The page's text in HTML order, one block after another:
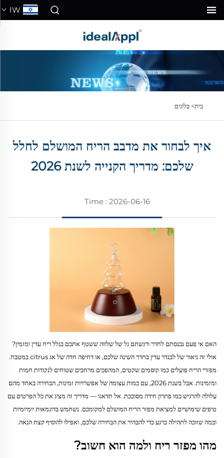
IW
בית> בְּלוֹגִים
איך לבחור את מדבב הריח המושלם לחלל
שלכם: מדריך הקנייה לשנת 2026
Time : 2026-06-16
האם אי פעם נכנסתם לחדר ורגשתם גל של שלווה ששטף אתכם בגלל ריח עדין ומזמין?
אולי זה ניאור של לבנדר עדין בחדר השינה שלכם, או דחיפה חדה של אג citrus במטבח.
מפזרי הריח פועלים כמו קוסמים שקטים, המהפכים מרחבים שטוחים לנקודות חמות
ומזמינות. אבל בשנת 2026, עם כמות עצומה של אפשרויות זמינות, הבחירה באחד מהם
עלולה להרגיש כמו פתרון חידה מסובכת. אל תדאגו — מדריך זה מציג את כל הפרטים עם
טיפים שימושיים למציאת מפזר הריח המושלם למקומכם. נשתמש בדוגמאות יומיומיות
ובמה שזוכה לתהילה כרגע כדי להבהיר את הבחירה שלכם, ואפילו להוסיף קצת הנאה.
מהו מפזר ריח ולמה הוא חשוב?